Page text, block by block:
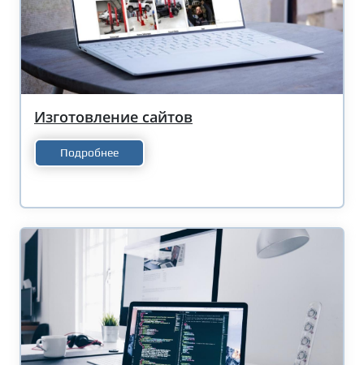
Изготовление сайтов
Подробнее